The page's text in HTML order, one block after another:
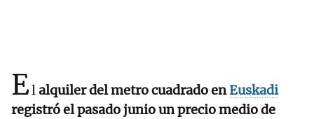
Elalquiler del metro cuadrado enEuskadi
registró el pasado junio un precio medio de